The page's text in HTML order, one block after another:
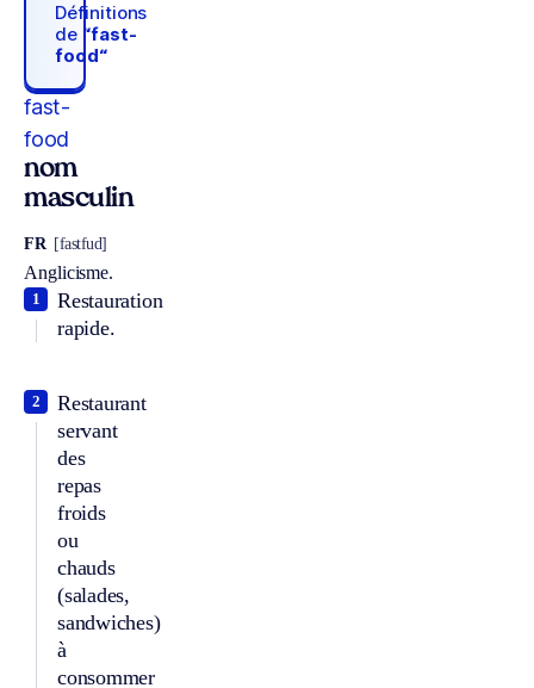
Définitions
de “fast-
food“
fast-
food
nom
masculin
FR [fastfud]
Anglicisme.
Restauration
rapide.
1
Restaurant
servant
des
repas
froids
ou
chauds
(salades,
sandwiches)
à
consommer
2